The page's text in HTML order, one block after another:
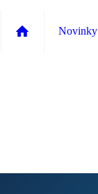
Novinky